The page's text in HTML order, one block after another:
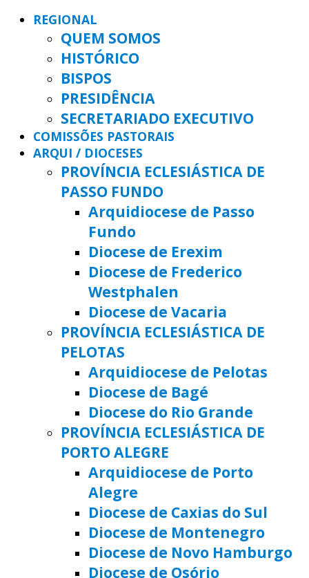
REGIONAL
QUEM SOMOS
HISTÓRICO
BISPOS
PRESIDÊNCIA
SECRETARIADO EXECUTIVO
COMISSÕES PASTORAIS
ARQUI / DIOCESES
PROVÍNCIA ECLESIÁSTICA DE
PASSO FUNDO
Arquidiocese de Passo
Fundo
Diocese de Erexim
Diocese de Frederico
Westphalen
Diocese de Vacaria
PROVÍNCIA ECLESIÁSTICA DE
PELOTAS
Arquidiocese de Pelotas
Diocese de Bagé
Diocese do Rio Grande
PROVÍNCIA ECLESIÁSTICA DE
PORTO ALEGRE
Arquidiocese de Porto
Alegre
Diocese de Caxias do Sul
Diocese de Montenegro
Diocese de Novo Hamburgo
Diocese de Osório